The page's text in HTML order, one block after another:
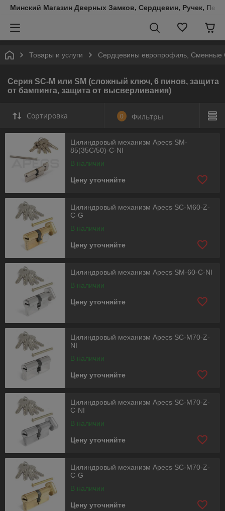
Минский Магазин Дверных Замков, Сердцевин, Ручек,
Товары и услуги Сердцевины европрофиль, Сменные
Серия SC-M или SM (сложный ключ, 6 пинов, защита
от бампинга, защита от высверливания)
Сортировка 0 Фильтры
Цилиндровый механизм Apecs SM-
85(35C/50)-C-NI
В наличии
Цену уточняйте
Цилиндровый механизм Apecs SC-M60-Z-
C-G
В наличии
Цену уточняйте
Цилиндровый механизм Apecs SM-60-C-NI
В наличии
Цену уточняйте
Цилиндровый механизм Apecs SC-M70-Z-
NI
В наличии
Цену уточняйте
Цилиндровый механизм Apecs SC-M70-Z-
C-NI
В наличии
Цену уточняйте
Цилиндровый механизм Apecs SC-M70-Z-
C-G
В наличии
Цену уточняйте